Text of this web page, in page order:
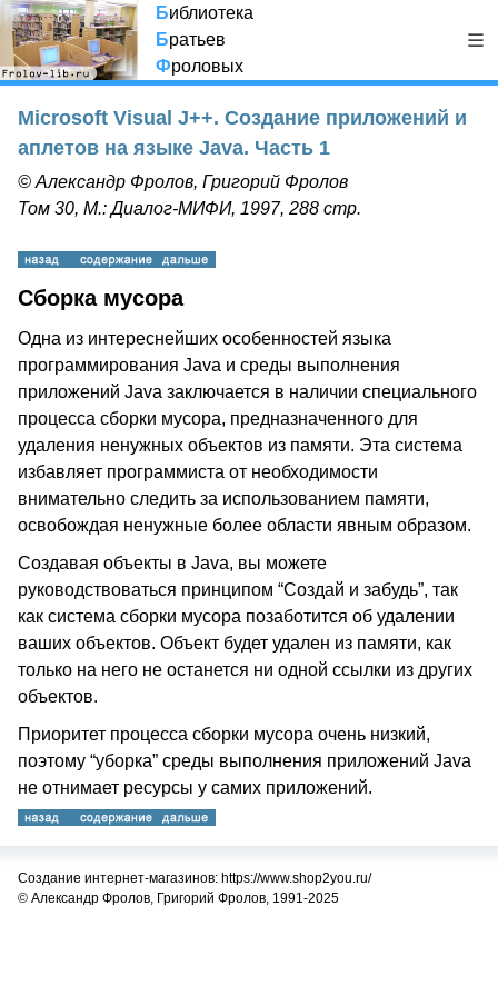
Библиотека
Братьев
Фроловых
Microsoft Visual J++. Создание приложений и
аплетов на языке Java. Часть 1
© Александр Фролов, Григорий Фролов
Том 30, М.: Диалог-МИФИ, 1997, 288 стр.
Сборка мусора
Одна из интереснейших особенностей языка
программирования Java и среды выполнения
приложений Java заключается в наличии специального
процесса сборки мусора, предназначенного для
удаления ненужных объектов из памяти. Эта система
избавляет программиста от необходимости
внимательно следить за использованием памяти,
освобождая ненужные более области явным образом.
Создавая объекты в Java, вы можете
руководствоваться принципом “Создай и забудь”, так
как система сборки мусора позаботится об удалении
ваших объектов. Объект будет удален из памяти, как
только на него не останется ни одной ссылки из других
объектов.
Приоритет процесса сборки мусора очень низкий,
поэтому “уборка” среды выполнения приложений Java
не отнимает ресурсы у самих приложений.
Создание интернет-магазинов: https://www.shop2you.ru/
© Александр Фролов, Григорий Фролов, 1991-2025